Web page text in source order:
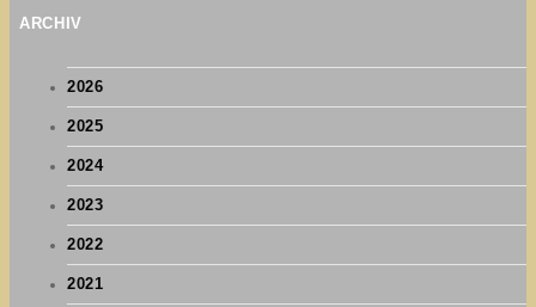
ARCHIV
2026
2025
2024
2023
2022
2021